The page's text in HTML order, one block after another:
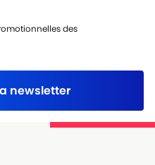
des
newsletter